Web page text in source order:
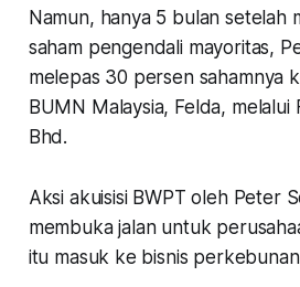
Namun, hanya 5 bulan setelah
saham pengendali mayoritas,
melepas 30 persen sahamnya
BUMN Malaysia, Felda,
Bhd.
Aksi akuisisi BWPT oleh Peter
membuka jalan untuk
itu masuk ke bisnis